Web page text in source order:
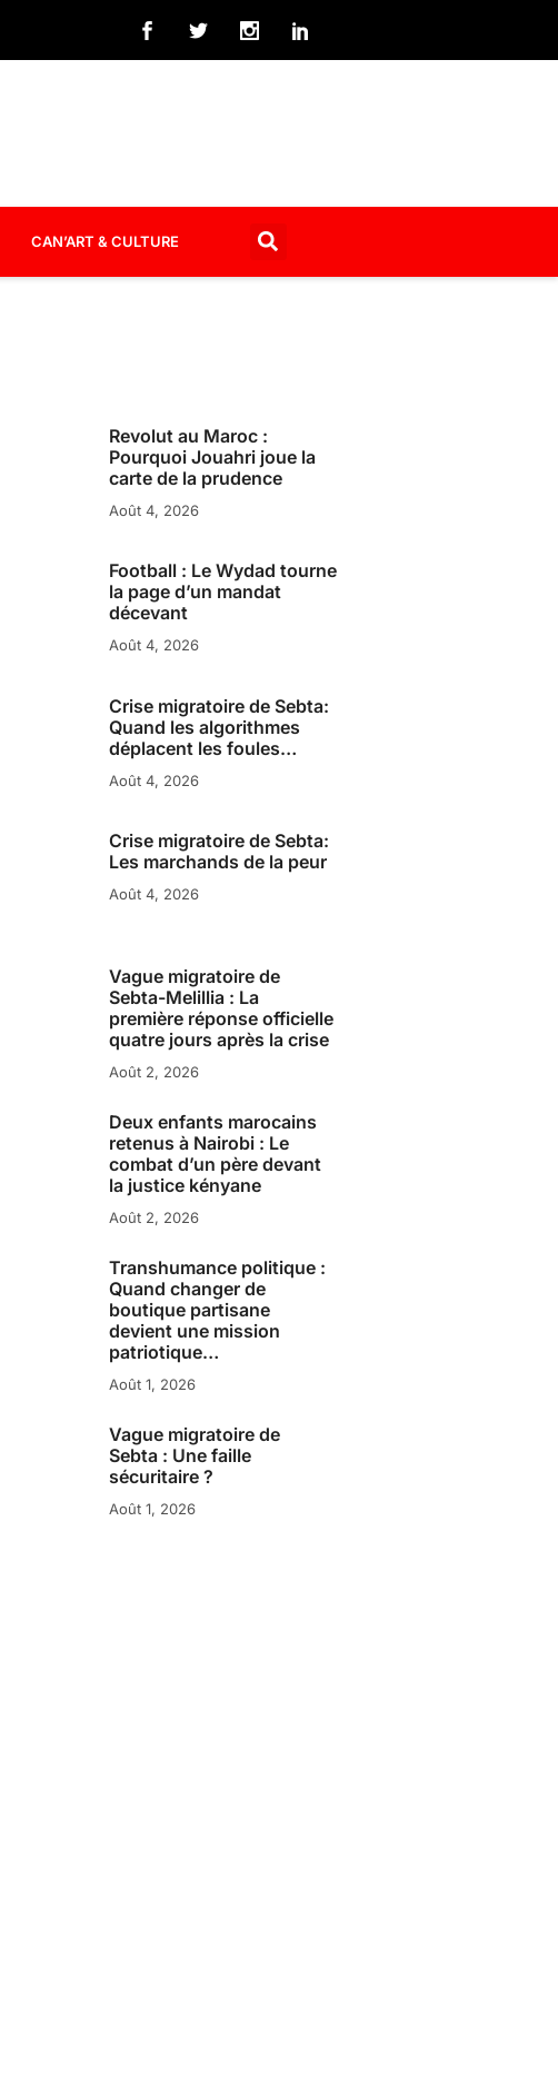
CAN’ART & CULTURE
Revolut au Maroc :
Pourquoi Jouahri joue la
carte de la prudence
Août 4, 2026
Football : Le Wydad tourne
la page d’un mandat
décevant
Août 4, 2026
Crise migratoire de Sebta:
Quand les algorithmes
déplacent les foules…
Août 4, 2026
Crise migratoire de Sebta:
Les marchands de la peur
Août 4, 2026
Vague migratoire de
Sebta-Melillia : La
première réponse officielle
quatre jours après la crise
Août 2, 2026
Deux enfants marocains
retenus à Nairobi : Le
combat d’un père devant
la justice kényane
Août 2, 2026
Transhumance politique :
Quand changer de
boutique partisane
devient une mission
patriotique…
Août 1, 2026
Vague migratoire de
Sebta : Une faille
sécuritaire ?
Août 1, 2026